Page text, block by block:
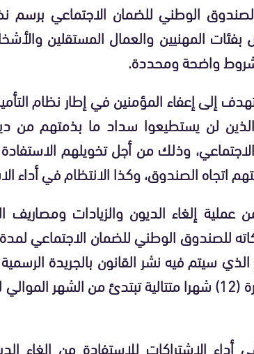
الوطني للضمان الاجتماعي برسم
المهنيين والعمال المستقلين
شروط واضحة ومحددة.
إلى إعفاء المؤمنين في إطار نظام
لن يستطيعوا سداد ما بذمتهم من
وذلك من أجل تخويلهم
اتجاه الصندوق، وكذا الانتظام في أداء
إلغاء الديون والزيادات ومصاريف
الذي سيتم فيه نشر القانون بالجريدة
تسديد الاشتراكات طيلة فترة (12) شهرا متتالية تبتدئ من
الاشتراكات للاستفادة من إلغاء